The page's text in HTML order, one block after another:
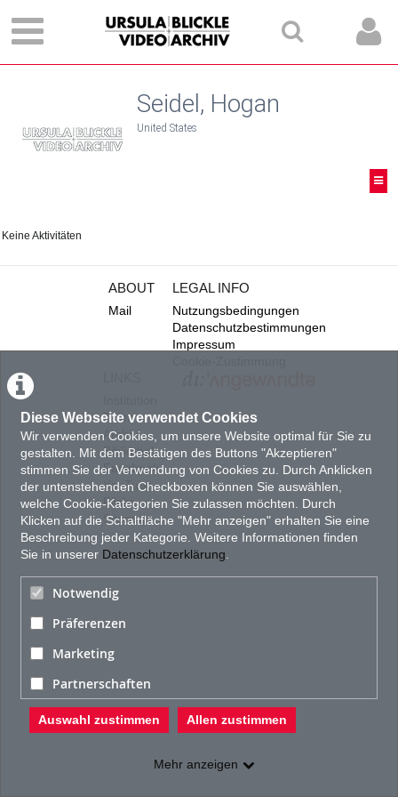
Diese Webseite verwendet Cookies
Wir verwenden Cookies, um unsere Website optimal für Sie zu
gestalten. Mit dem Bestätigen des Buttons "Akzeptieren"
stimmen Sie der Verwendung von Cookies zu. Durch Anklicken
der untenstehenden Checkboxen können Sie auswählen,
welche Cookie-Kategorien Sie zulassen möchten. Durch
Klicken auf die Schaltfläche "Mehr anzeigen" erhalten Sie eine
Beschreibung jeder Kategorie. Weitere Informationen finden
Sie in unserer Datenschutzerklärung
Notwendig
Präferenzen
Marketing
Partnerschaften
Auswahl zustimmen Allen zustimmen
Mehr anzeigen
Seidel, Hogan
United States
Keine Aktivitäten
ABOUT
Mail
LEGAL INFO
Nutzungsbedingungen
Datenschutzbestimmungen
Impressum
Team
Archiv
Bibliothek
Facebook
YouTube
Flickr
Sitemap